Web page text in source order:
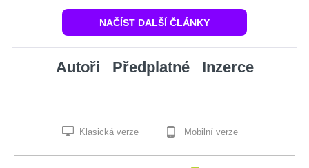
NAČÍST DALŠÍ ČLÁNKY
Autoři Předplatné Inzerce
Klasická verze Mobilní verze